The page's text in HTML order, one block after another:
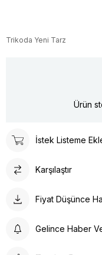
Trikoda Yeni Tarz
Ürün
İstek Listeme
Karşılaştır
Fiyat Düşünce
Gelince Haber